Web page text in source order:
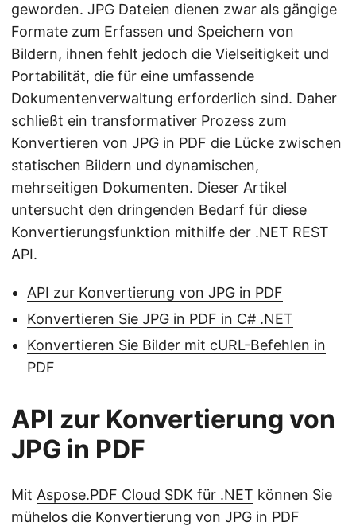
geworden. JPG Dateien dienen zwar als gängige
Formate zum Erfassen und Speichern von
Bildern, ihnen fehlt jedoch die Vielseitigkeit und
Portabilität, die für eine umfassende
Dokumentenverwaltung erforderlich sind. Daher
schließt ein transformativer Prozess zum
Konvertieren von JPG in PDF die Lücke zwischen
statischen Bildern und dynamischen,
mehrseitigen Dokumenten. Dieser Artikel
untersucht den dringenden Bedarf für diese
Konvertierungsfunktion mithilfe der .NET REST
API.
API zur Konvertierung von JPG in PDF
Konvertieren Sie JPG in PDF in C# .NET
Konvertieren Sie Bilder mit cURL-Befehlen in
PDF
API zur Konvertierung von
JPG in PDF
Mit Aspose.PDF Cloud SDK für .NET können Sie
mühelos die Konvertierung von JPG in PDF